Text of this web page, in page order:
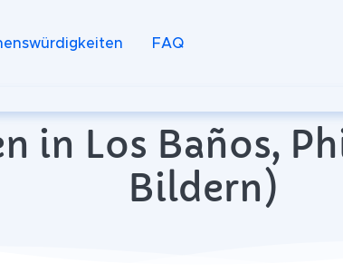
FAQ
in Los Baños,
Bildern)